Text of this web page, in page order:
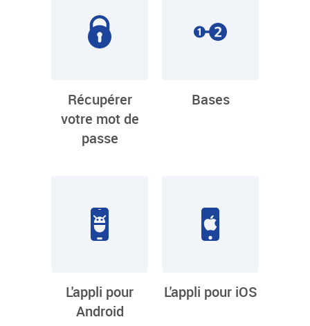
Récupérer
votre mot de
passe
Bases
L'appli pour
Android
L'appli pour iOS